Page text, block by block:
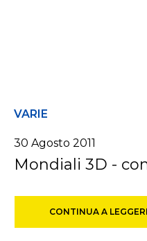
VARIE
30 Agosto 2011
Mondiali 3D -
CONTINUA A